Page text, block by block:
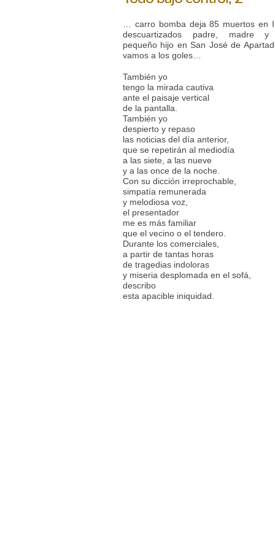
… carro bomba deja 85 muertos en
descuartizados padre, madre
pequeño hijo en San José de
vamos a los goles…
También yo
tengo la mirada cautiva
ante el paisaje vertical
de la pantalla.
También yo
despierto y repaso
las noticias del día anterior,
que se repetirán al mediodía
a las siete, a las nueve
y a las once de la noche.
Con su dicción irreprochable,
simpatía remunerada
y melodiosa voz,
el presentador
me es más familiar
que el vecino o el tendero.
Durante los comerciales,
a partir de tantas horas
de tragedias indoloras
y miseria desplomada en el sofá,
describo
esta apacible iniquidad.